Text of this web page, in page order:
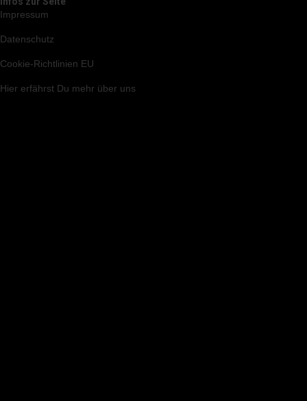
Impressum
Datenschutz
Cookie-Richtlinien EU
Hier erfährst Du mehr über uns